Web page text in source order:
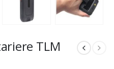
TLM